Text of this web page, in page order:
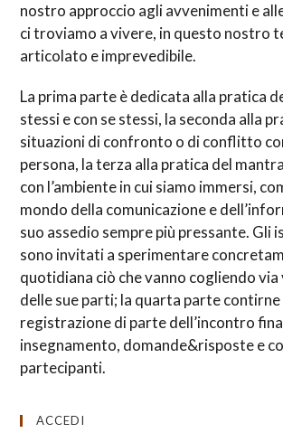
nostro approccio agli avvenimenti e
ci troviamo a vivere, in questo nostro
articolato e imprevedibile.
La prima parte è dedicata alla pratica
stessi e con se stessi, la seconda alla
situazioni di confronto o di conflitto
persona, la terza alla pratica del
con l’ambiente in cui siamo immersi,
mondo della comunicazione e
suo assedio sempre più pressante. Gli
sono invitati a sperimentare
quotidiana ciò che vanno cogliendo via
delle sue parti; la quarta parte contirne
registrazione di parte dell’incontro
insegnamento, domande&risposte e
partecipanti.
ACCEDI